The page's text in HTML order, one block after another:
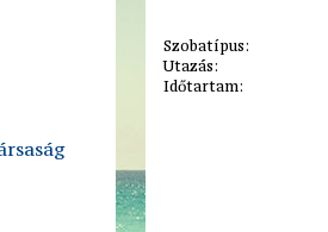
Szobatípus:
Utazás:
Időtartam: